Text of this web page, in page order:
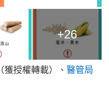
+26
（獲授權轉載）、 醫管局